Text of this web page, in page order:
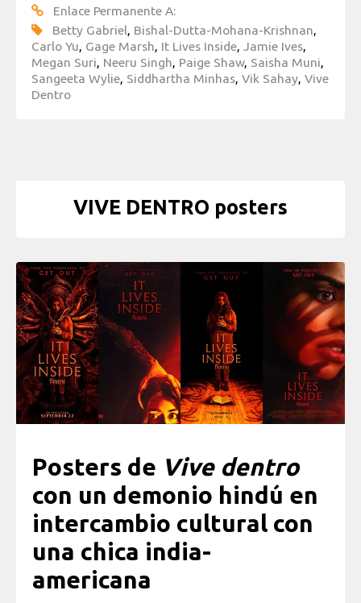
Enlace Permanente A:
Betty Gabriel, Bishal-Dutta-Mohana-Krishnan,
Carlo Yu, Gage Marsh, It Lives Inside, Jamie Ives,
Megan Suri, Neeru Singh, Paige Shaw, Saisha Muni,
Sangeeta Wylie, Siddhartha Minhas, Vik Sahay, Vive
Dentro
VIVE DENTRO posters
Posters de Vive dentro
con un demonio hindú en
intercambio cultural con
una chica india-
americana